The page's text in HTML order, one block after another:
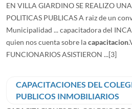
EN VILLA GIARDINO SE REALIZO UNA
POLITICAS PUBLICAS A raiz de un
Municipalidad ... capacitadora del
quien nos cuenta sobre lacapacitacion
FUNCIONARIOS ASISTIERON ...[3]
CAPACITACIONES DEL
PUBLICOS INMOBILIARIOS